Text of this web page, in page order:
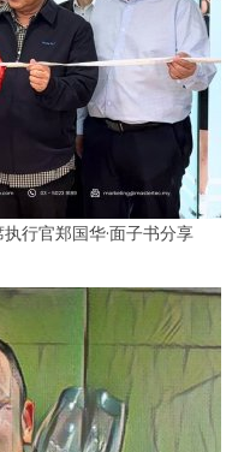
行官郑国华·面子书分享